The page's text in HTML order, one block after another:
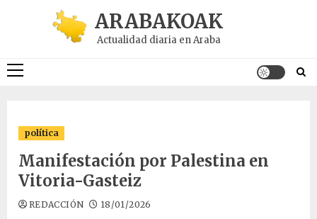
ARABAKOAK
Actualidad diaria en Araba
Menú
política
Manifestación por Palestina en
Vitoria-Gasteiz
REDACCIÓN 18/01/2026